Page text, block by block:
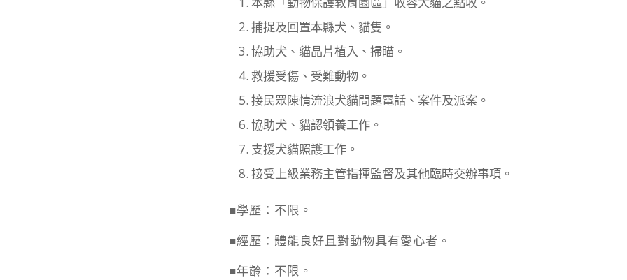
捕捉及回置本縣犬、貓隻。
協助犬、貓晶片植入、掃瞄。
救援受傷、受難動物。
接民眾陳情流浪犬貓問題電話、案件及派案。
協助犬、貓認領養工作。
支援犬貓照護工作。
接受上級業務主管指揮監督及其他臨時交辦事項。
■學歷：不限。
■經歷：體能良好且對動物具有愛心者。
■年齡：不限。